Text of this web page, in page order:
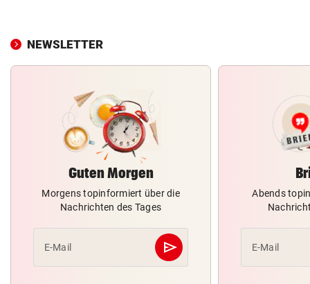
NEWSLETTER
Guten Morgen
Morgens topinformiert über die
Nachrichten des Tages
E-Mail send
Abschicken
Abends
E-Mail